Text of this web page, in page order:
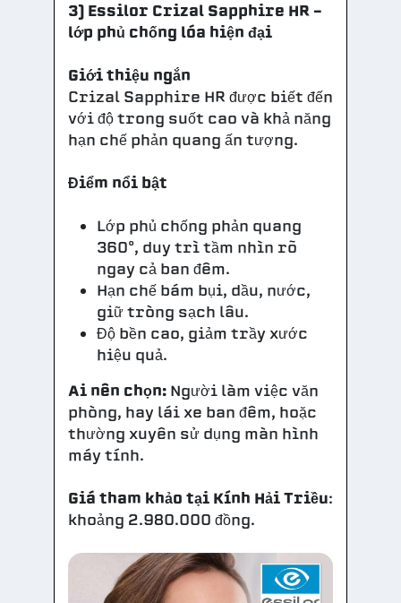
3) Essilor Crizal Sapphire HR –
lớp phủ chống lóa hiện đại
Giới thiệu ngắn
Crizal Sapphire HR được biết đến
với độ trong suốt cao và khả năng
hạn chế phản quang ấn tượng.
Điểm nổi bật
Lớp phủ chống phản quang
360°, duy trì tầm nhìn rõ
ngay cả ban đêm.
Hạn chế bám bụi, dầu, nước,
giữ tròng sạch lâu.
Độ bền cao, giảm trầy xước
hiệu quả.
Ai nên chọn: Người làm việc văn
phòng, hay lái xe ban đêm, hoặc
thường xuyên sử dụng màn hình
máy tính.
Giá tham khảo tại Kính Hải Triều:
khoảng 2.980.000 đồng.